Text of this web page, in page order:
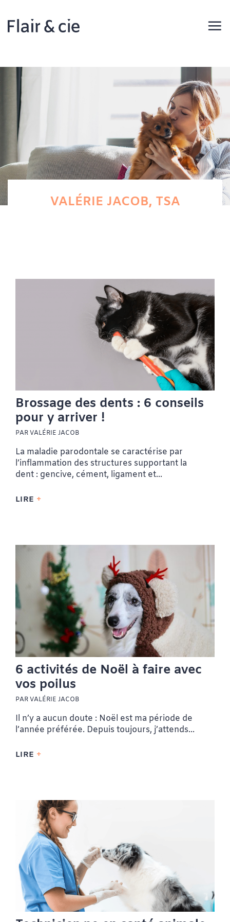
contenu
VALÉRIE JACOB, TSA
Brossage des dents : 6 conseils
pour y arriver !
PAR VALÉRIE JACOB
La maladie parodontale se caractérise par
l’inflammation des structures supportant la
dent : gencive, cément, ligament et...
LIRE
6 activités de Noël à faire avec
vos poilus
PAR VALÉRIE JACOB
Il n’y a aucun doute : Noël est ma période de
l’année préférée. Depuis toujours, j’attends...
LIRE